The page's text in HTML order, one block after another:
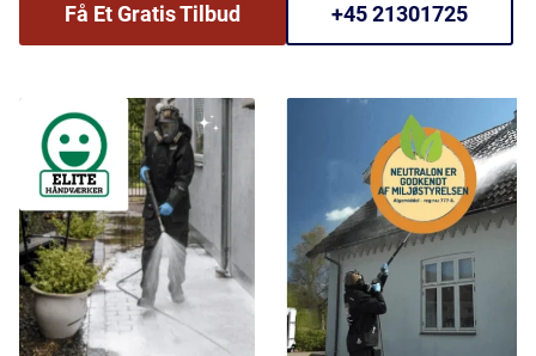
Få Et Gratis Tilbud +45 21301725